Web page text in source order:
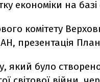
економіки на
комітету
презентація
який було